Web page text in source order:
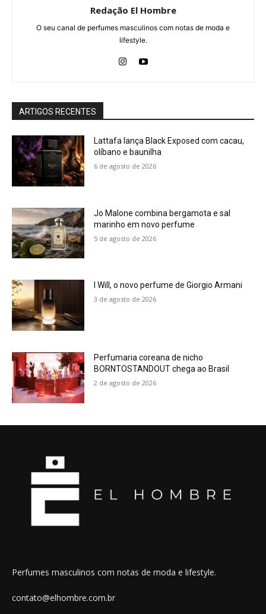
Redação El Hombre
O seu canal de perfumes masculinos com notas de moda e
lifestyle.
ARTIGOS RECENTES
Lattafa lança Black Exposed com cacau,
olíbano e baunilha
6 de agosto de 2026
Jo Malone combina bergamota e sal
marinho em novo perfume
5 de agosto de 2026
I Will, o novo perfume de Giorgio Armani
3 de agosto de 2026
Perfumaria coreana de nicho
BORNTOSTANDOUT chega ao Brasil
2 de agosto de 2026
Perfumes masculinos com notas de moda e lifestyle.
contato@elhombre.com.br